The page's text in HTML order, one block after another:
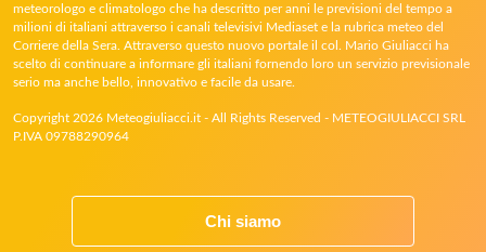
meteorologo e climatologo che ha descritto per anni le previsioni del tempo a
milioni di italiani attraverso i canali televisivi Mediaset e la rubrica meteo del
Corriere della Sera. Attraverso questo nuovo portale il col. Mario Giuliacci ha
scelto di continuare a informare gli italiani fornendo loro un servizio previsionale
serio ma anche bello, innovativo e facile da usare.
Copyright 2026 Meteogiuliacci.it - All Rights Reserved - METEOGIULIACCI SRL
P.IVA 09788290964
Chi siamo